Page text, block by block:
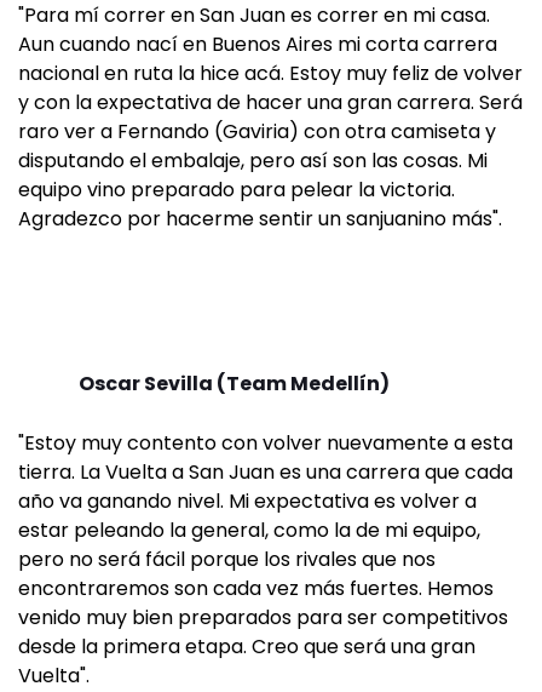
"Para mí correr en San Juan es correr en mi casa.
Aun cuando nací en Buenos Aires mi corta carrera
nacional en ruta la hice acá. Estoy muy feliz de volver
y con la expectativa de hacer una gran carrera. Será
raro ver a Fernando (Gaviria) con otra camiseta y
disputando el embalaje, pero así son las cosas. Mi
equipo vino preparado para pelear la victoria.
Agradezco por hacerme sentir un sanjuanino más".
Oscar Sevilla (Team Medellín)
"Estoy muy contento con volver nuevamente a esta
tierra. La Vuelta a San Juan es una carrera que cada
año va ganando nivel. Mi expectativa es volver a
estar peleando la general, como la de mi equipo,
pero no será fácil porque los rivales que nos
encontraremos son cada vez más fuertes. Hemos
venido muy bien preparados para ser competitivos
desde la primera etapa. Creo que será una gran
Vuelta".